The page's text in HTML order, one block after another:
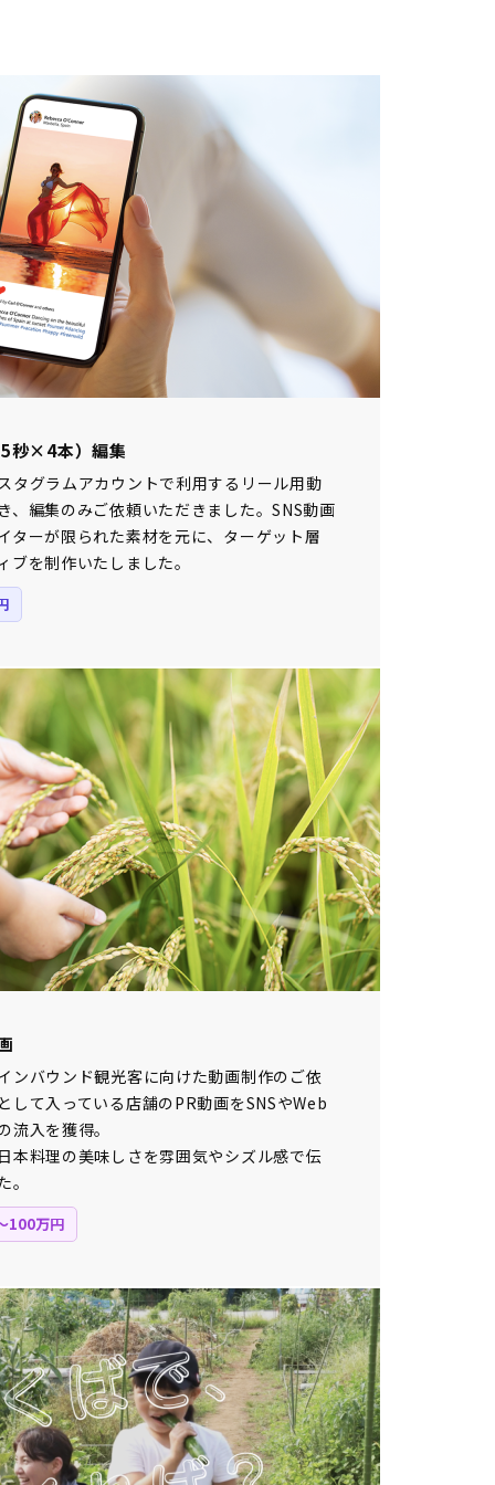
秒×4本）編集
タグラムアカウントで利用するリール用動
、編集のみご依頼いただきました。SNS動画
ターが限られた素材を元に、ターゲット層
ブを制作いたしました。
ンバウンド観光客に向けた動画制作のご依
して入っている店舗のPR動画をSNSやWeb
流入を獲得。
本料理の美味しさを雰囲気やシズル感で伝
100万円